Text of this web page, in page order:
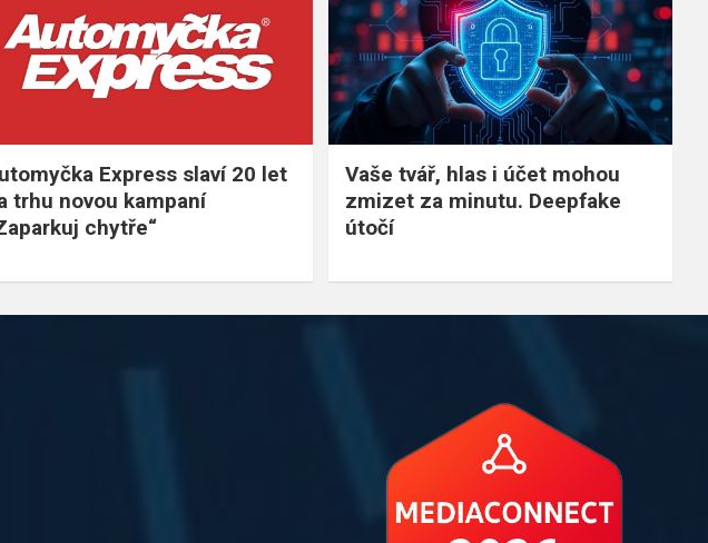
Express slaví 20 let
trhu novou kampaní
chytře“
Vaše tvář, hlas i účet mohou
zmizet za minutu. Deepfake
útočí